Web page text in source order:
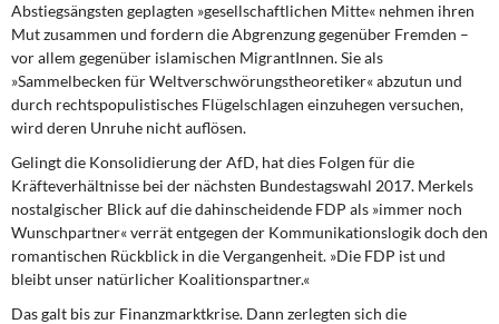
Abstiegsängsten geplagten »gesellschaftlichen Mitte« nehmen ihren
Mut zusammen und fordern die Abgrenzung gegenüber Fremden –
vor allem gegenüber islamischen MigrantInnen. Sie als
»Sammelbecken für Weltverschwörungstheoretiker« abzutun und
durch rechtspopulistisches Flügelschlagen einzuhegen versuchen,
wird deren Unruhe nicht auflösen.
Gelingt die Konsolidierung der AfD, hat dies Folgen für die
Kräfteverhältnisse bei der nächsten Bundestagswahl 2017. Merkels
nostalgischer Blick auf die dahinscheidende FDP als »immer noch
Wunschpartner« verrät entgegen der Kommunikationslogik doch den
romantischen Rückblick in die Vergangenheit. »Die FDP ist und
bleibt unser natürlicher Koalitionspartner.«
Das galt bis zur Finanzmarktkrise. Dann zerlegten sich die